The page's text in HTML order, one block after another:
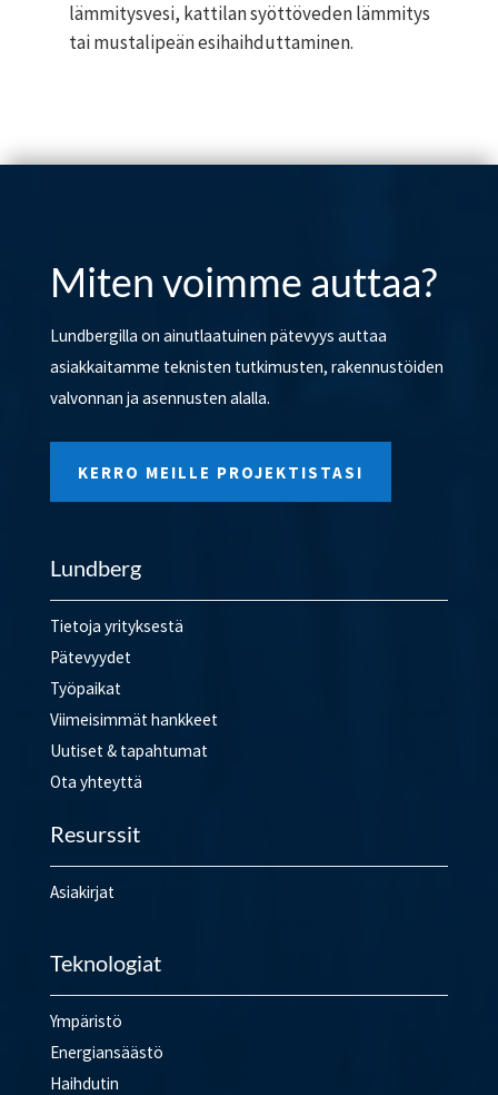
lämmitysvesi, kattilan syöttöveden lämmitys
tai mustalipeän esihaihduttaminen.
Miten voimme auttaa?
Lundbergilla on ainutlaatuinen pätevyys auttaa
asiakkaitamme teknisten tutkimusten, rakennustöiden
valvonnan ja asennusten alalla.
KERRO MEILLE PROJEKTISTASI
Lundberg
Tietoja yrityksestä
Pätevyydet
Työpaikat
Viimeisimmät hankkeet
Uutiset & tapahtumat
Ota yhteyttä
Resurssit
Asiakirjat
Teknologiat
Ympäristö
Energiansäästö
Haihdutin